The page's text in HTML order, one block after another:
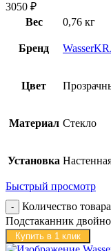
3050 ₽
Вес
0,76 кг
Бренд
Цвет
Материал Стекло
Установка
Быстрый просмотр
Количество
Подстаканник
Купить в 1 клик